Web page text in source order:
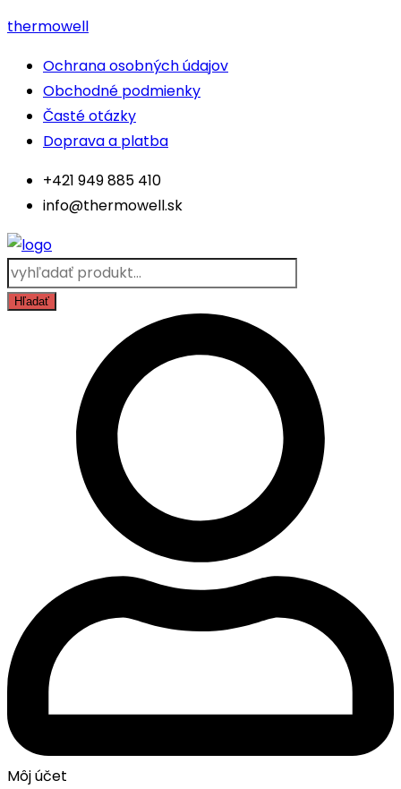
Skip
content
thermowell
MenuOchrana osobných údajov
Obchodné podmienky
Časté otázky
Doprava a platba
+421 949 885 410
info@thermowell.sk
Products
search
Hľadať
Môj účet